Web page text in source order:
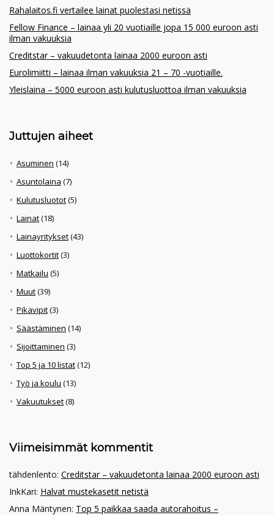
Rahalaitos.fi vertailee lainat puolestasi netissä
Fellow Finance – lainaa yli 20 vuotiaille jopa 15 000 euroon asti
ilman vakuuksia
Creditstar – vakuudetonta lainaa 2000 euroon asti
Eurolimiitti – lainaa ilman vakuuksia 21 – 70 -vuotiaille.
Yleislaina – 5000 euroon asti kulutusluottoa ilman vakuuksia
Juttujen aiheet
Asuminen (14)
Asuntolaina (7)
Kulutusluotot(5)
Lainat(18)
Lainayritykset(43)
Luottokortit(3)
Matkailu (5)
Muut(39)
Pikavipit(3)
Säästäminen (14)
Sijoittaminen (3)
Top 5 ja 10 listat(12)
Työ ja koulu (13)
Vakuutukset(8)
Viimeisimmät kommentit
tähdenlento: Creditstar – vakuudetonta lainaa 2000 euroon asti
InkKari: Halvat mustekasetit netistä
Anna Mäntynen: Top 5 paikkaa saada autorahoitus –